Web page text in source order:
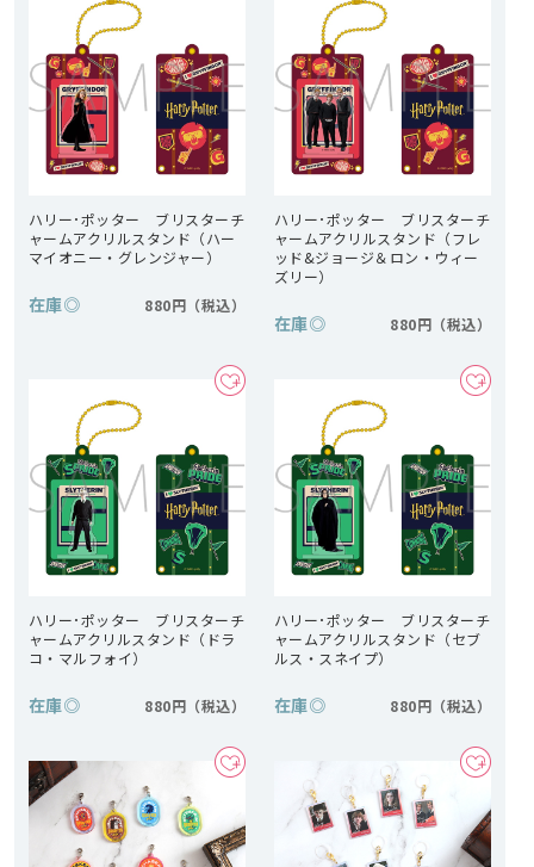
ハリー･ポッター ブリスターチ
ャームアクリルスタンド（ハー
マイオニー・グレンジャー）
在庫◎ 880円
ハリー･ポッター ブリスターチ
ャームアクリルスタンド（フレ
ッド&ジョージ＆ロン・ウィー
ズリー）
在庫◎ 880円
ハリー･ポッター ブリスターチ
ャームアクリルスタンド（ドラ
コ・マルフォイ）
在庫◎ 880円
ハリー･ポッター ブリスターチ
ャームアクリルスタンド（セブ
ルス・スネイプ）
在庫◎ 880円